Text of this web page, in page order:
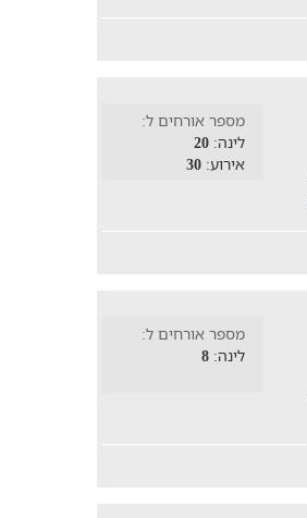
מספר אורחים ל:
לינה:20
אירוע:30
מספר אורחים ל:
לינה:8